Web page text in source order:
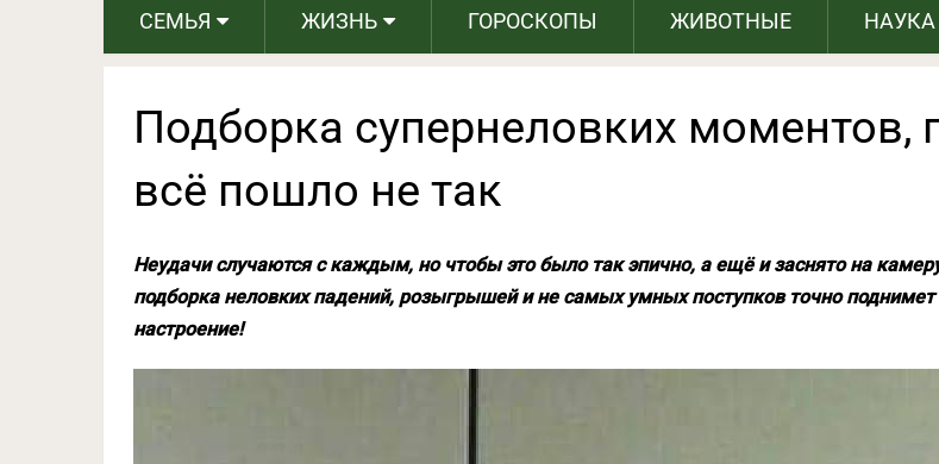
СЕМЬЯ ЖИЗНЬ ГОРОСКОПЫ ЖИВОТНЫЕ НАУКА
Подборка супернеловких моментов,
всё пошло не так
Неудачи случаются с каждым, но чтобы это было так эпично, а ещё и заснято на
подборка неловких падений, розыгрышей и не самых умных поступков точно
настроение!